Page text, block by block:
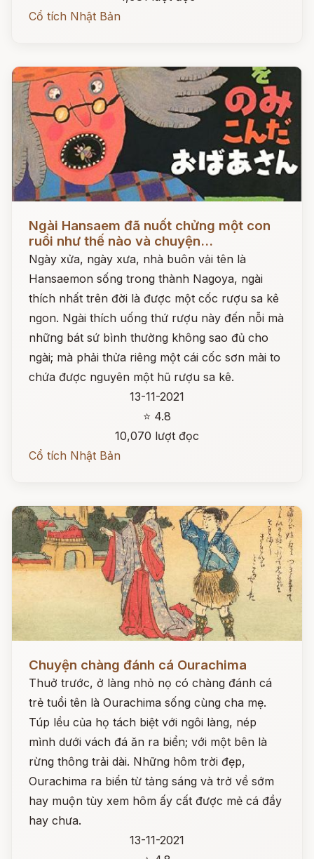
Cổ tích Nhật Bản
Ngài Hansaem đã nuốt chửng một con
ruồi như thế nào và chuyện...
Ngày xửa, ngày xưa, nhà buôn vải tên là
Hansaemon sống trong thành Nagoya, ngài
thích nhất trên đời là được một cốc rượu sa kê
ngon. Ngài thích uống thứ rượu này đến nỗi mà
những bát sứ bình thường không sao đủ cho
ngài; mà phải thửa riêng một cái cốc sơn mài to
chứa được nguyên một hũ rượu sa kê.
13-11-2021
⭐ 4.8
10,070 lượt đọc
Cổ tích Nhật Bản
Chuyện chàng đánh cá Ourachima
Thuở trước, ở làng nhỏ nọ có chàng đánh cá
trẻ tuổi tên là Ourachima sống cùng cha mẹ.
Túp lều của họ tách biệt với ngôi làng, nép
mình dưới vách đá ăn ra biển; với một bên là
rừng thông trải dài. Những hôm trời đẹp,
Ourachima ra biển từ tảng sáng và trở về sớm
hay muộn tùy xem hôm ấy cất được mẻ cá đầy
hay chưa.
13-11-2021